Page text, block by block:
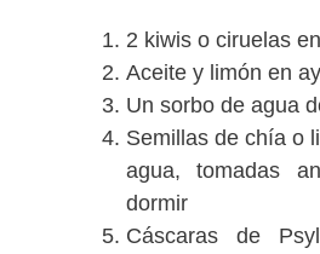
2 kiwis o ciruelas
Aceite y limón en
Un sorbo de agua
Semillas de chía o
agua, tomadas
dormir
Cáscaras de